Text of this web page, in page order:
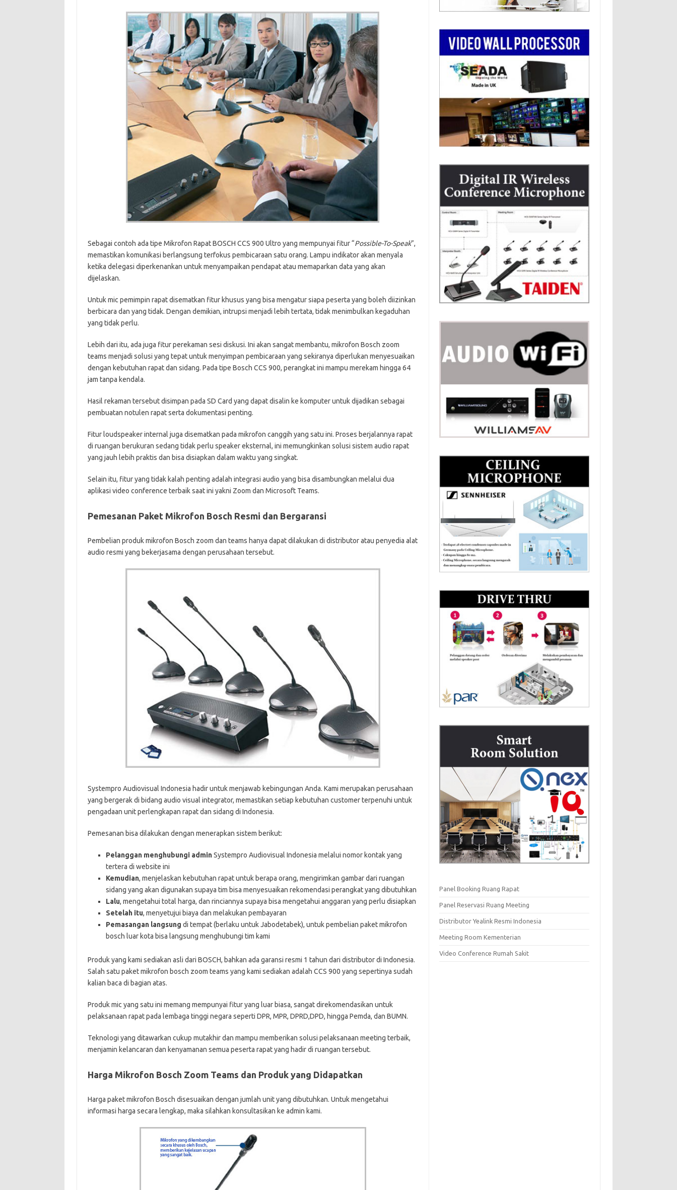
Sebagai contoh ada tipe Mikrofon Rapat BOSCH CCS 900 Ultro yang mempunyai fitur “Possible-To-Speak”,
memastikan komunikasi berlangsung terfokus pembicaraan satu orang. Lampu indikator akan menyala
ketika delegasi diperkenankan untuk menyampaikan pendapat atau memaparkan data yang akan
dijelaskan.
Untuk mic pemimpin rapat disematkan fitur khusus yang bisa mengatur siapa peserta yang boleh diizinkan
berbicara dan yang tidak. Dengan demikian, intrupsi menjadi lebih tertata, tidak menimbulkan kegaduhan
yang tidak perlu.
Lebih dari itu, ada juga fitur perekaman sesi diskusi. Ini akan sangat membantu, mikrofon Bosch zoom
teams menjadi solusi yang tepat untuk menyimpan pembicaraan yang sekiranya diperlukan menyesuaikan
dengan kebutuhan rapat dan sidang. Pada tipe Bosch CCS 900, perangkat ini mampu merekam hingga 64
jam tanpa kendala.
Hasil rekaman tersebut disimpan pada SD Card yang dapat disalin ke komputer untuk dijadikan sebagai
pembuatan notulen rapat serta dokumentasi penting.
Fitur loudspeaker internal juga disematkan pada mikrofon canggih yang satu ini. Proses berjalannya rapat
di ruangan berukuran sedang tidak perlu speaker eksternal, ini memungkinkan solusi sistem audio rapat
yang jauh lebih praktis dan bisa disiapkan dalam waktu yang singkat.
Selain itu, fitur yang tidak kalah penting adalah integrasi audio yang bisa disambungkan melalui dua
aplikasi video conference terbaik saat ini yakni Zoom dan Microsoft Teams.
Pemesanan Paket Mikrofon Bosch Resmi dan Bergaransi
Pembelian produk mikrofon Bosch zoom dan teams hanya dapat dilakukan di distributor atau penyedia alat
audio resmi yang bekerjasama dengan perusahaan tersebut.
Systempro Audiovisual Indonesia hadir untuk menjawab kebingungan Anda. Kami merupakan perusahaan
yang bergerak di bidang audio visual integrator, memastikan setiap kebutuhan customer terpenuhi untuk
pengadaan unit perlengkapan rapat dan sidang di Indonesia.
Pemesanan bisa dilakukan dengan menerapkan sistem berikut:
Pelanggan menghubungi adminSystempro Audiovisual Indonesia melalui nomor kontak yang
tertera di website ini
Kemudian, menjelaskan kebutuhan rapat untuk berapa orang, mengirimkan gambar dari ruangan
sidang yang akan digunakan supaya tim bisa menyesuaikan rekomendasi perangkat yang dibutuhkan
Lalu, mengetahui total harga, dan rinciannya supaya bisa mengetahui anggaran yang perlu disiapkan
Setelah itu, menyetujui biaya dan melakukan pembayaran
Pemasangan langsung di tempat (berlaku untuk Jabodetabek), untuk pembelian paket mikrofon
bosch luar kota bisa langsung menghubungi tim kami
Produk yang kami sediakan asli dari BOSCH, bahkan ada garansi resmi 1 tahun dari distributor di Indonesia.
Salah satu paket mikrofon bosch zoom teams yang kami sediakan adalah CCS 900 yang sepertinya sudah
kalian baca di bagian atas.
Produk mic yang satu ini memang mempunyai fitur yang luar biasa, sangat direkomendasikan untuk
pelaksanaan rapat pada lembaga tinggi negara seperti DPR, MPR, DPRD,DPD, hingga Pemda, dan BUMN.
Teknologi yang ditawarkan cukup mutakhir dan mampu memberikan solusi pelaksanaan meeting terbaik,
menjamin kelancaran dan kenyamanan semua peserta rapat yang hadir di ruangan tersebut.
Harga Mikrofon Bosch Zoom Teams dan Produk yang Didapatkan
Harga paket mikrofon Bosch disesuaikan dengan jumlah unit yang dibutuhkan. Untuk mengetahui
informasi harga secara lengkap, maka silahkan konsultasikan ke admin kami.
Panel Booking Ruang Rapat
Panel Reservasi Ruang Meeting
Distributor Yealink Resmi Indonesia
Meeting Room Kementerian
Video Conference Rumah Sakit